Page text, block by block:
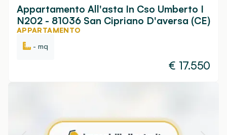
Appartamento All'asta In Cso Umberto I
N202 - 81036 San Cipriano D'aversa (CE)
APPARTAMENTO
- mq
€ 17.550